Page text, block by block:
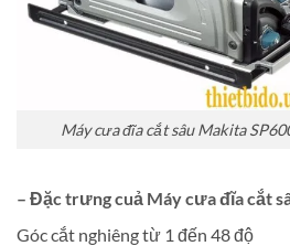
Máy cưa đĩa cắt sâu Makita
– Đặc trưng cuả Máy cưa đĩa cắt
Góc cắt nghiêng từ 1 đến 48 độ